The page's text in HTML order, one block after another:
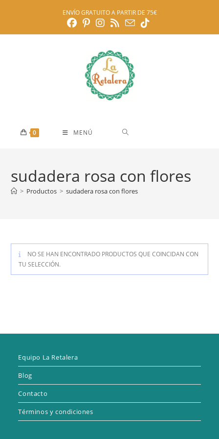
ENVÍO GRATUITO A PARTIR DE 75€
0 MENÚ
sudadera rosa con flores
> Productos > sudadera rosa con flores
NO SE HAN ENCONTRADO PRODUCTOS QUE COINCIDAN CON
TU SELECCIÓN.
Equipo La Retalera
Blog
Contacto
Términos y condiciones